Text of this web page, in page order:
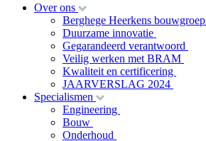
Over ons
Berghege Heerkens bouwgroep
Duurzame innovatie
Gegarandeerd verantwoord
Veilig werken met BRAM
Kwaliteit en certificering
JAARVERSLAG 2024
Specialismen
Engineering
Bouw
Onderhoud